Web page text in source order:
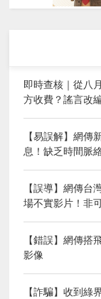
即時查核｜從八
方收費？謠言改
【易誤解】網傳
息！缺乏時間脈
【誤導】網傳台
場不實影片！非
【錯誤】網傳搭
影像
【詐騙】收到綠